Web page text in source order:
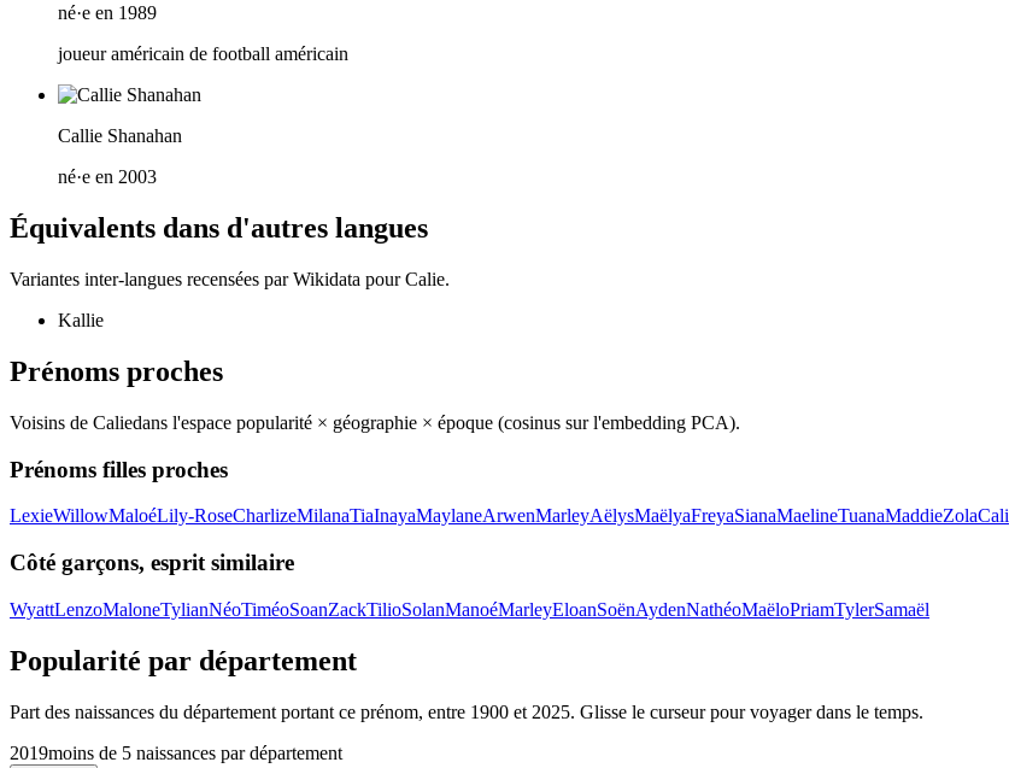
né·e en 1989
joueur américain de football américain
Callie Shanahan
né·e en 2003
Équivalents dans d'autres langues
Variantes inter-langues recensées par Wikidata pourCalie.
Kallie
Prénoms proches
Voisins de Caliedans l'espace popularité × géographie × époque (cosinus sur l'embedding PCA).
Prénoms filles proches
LexieWillowMaloéLily-RoseCharlizeMilanaTiaInayaMaylaneArwenMarleyAëlysMaëlyaFreyaSianaMaelineTuanaMaddieZolaCali
Côté garçons, esprit similaire
WyattLenzoMaloneTylianNéoTiméoSoanZackTilioSolanManoéMarleyEloanSoënAydenNathéoMaëloPriamTylerSamaël
Popularité par département
Part des naissances du département portant ce prénom, entre 1900 et 2025. Glisse le curseur pour voyager dans le temps.
2019moins de 5 naissances par département